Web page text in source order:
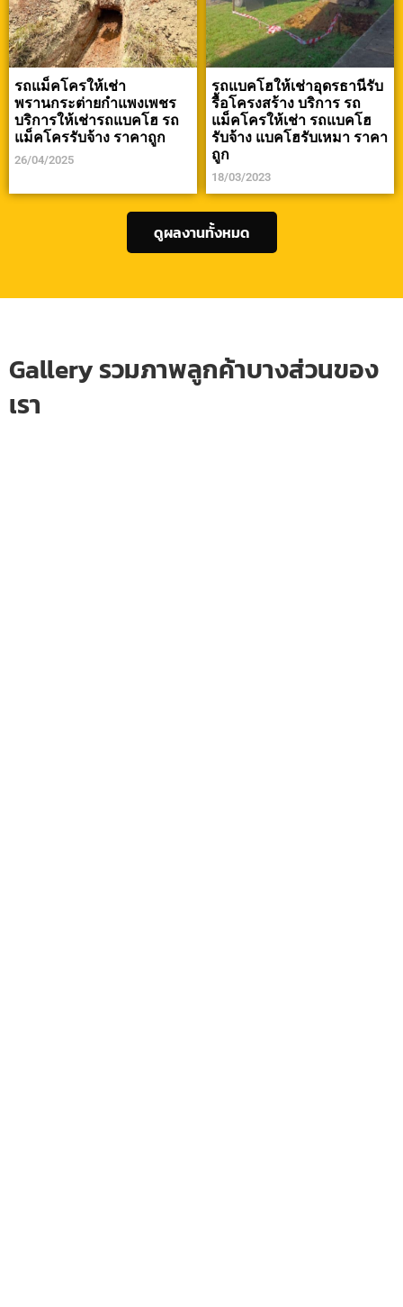
รถแม็คโครให้เช่า
พรานกระต่ายกำแพงเพชร
บริการให้เช่ารถแบคโฮ รถ
แม็คโครรับจ้าง ราคาถูก
26/04/2025
รถแบคโฮให้เช่าอุดรธานีรับ
รื้อโครงสร้าง บริการ รถ
แม็คโครให้เช่า รถแบคโฮ
รับจ้าง แบคโฮรับเหมา ราคา
ถูก
18/03/2023
ดูผลงานทั้งหมด
Gallery รวมภาพลูกค้าบางส่วนของ
เรา